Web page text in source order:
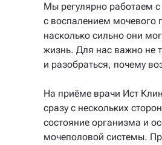
Мы регулярно работаем
с воспалением мочевого
насколько сильно они
жизнь. Для нас важно не
и разобраться, почему
На приёме врачи Ист
сразу с нескольких
состояние организма и
мочеполовой системы.